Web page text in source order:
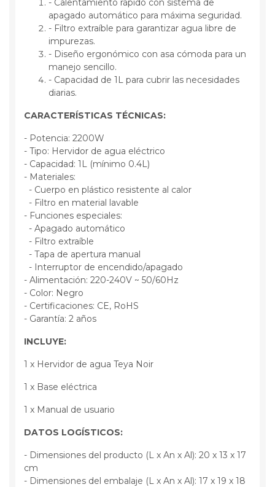
- Calentamiento rápido con sistema de
apagado automático para máxima seguridad.
- Filtro extraíble para garantizar agua libre de
impurezas.
- Diseño ergonómico con asa cómoda para un
manejo sencillo.
- Capacidad de 1L para cubrir las necesidades
diarias.
CARACTERÍSTICAS TÉCNICAS:
- Potencia: 2200W
- Tipo: Hervidor de agua eléctrico
- Capacidad: 1L (mínimo 0.4L)
- Materiales:
- Cuerpo en plástico resistente al calor
- Filtro en material lavable
- Funciones especiales:
- Apagado automático
- Filtro extraíble
- Tapa de apertura manual
- Interruptor de encendido/apagado
- Alimentación: 220-240V ~ 50/60Hz
- Color: Negro
- Certificaciones: CE, RoHS
- Garantía: 2 años
INCLUYE:
1 x Hervidor de agua Teya Noir
1 x Base eléctrica
1 x Manual de usuario
DATOS LOGÍSTICOS:
- Dimensiones del producto (L x An x Al): 20 x 13 x 17
cm
- Dimensiones del embalaje (L x An x Al): 17 x 19 x 18